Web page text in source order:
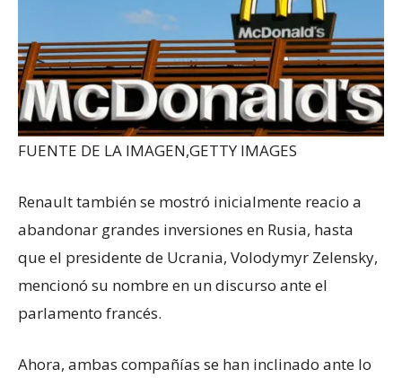
FUENTE DE LA IMAGEN,GETTY IMAGES
Renault también se mostró inicialmente reacio a
abandonar grandes inversiones en Rusia, hasta
que el presidente de Ucrania, Volodymyr Zelensky,
mencionó su nombre en un discurso ante el
parlamento francés.
Ahora, ambas compañías se han inclinado ante lo